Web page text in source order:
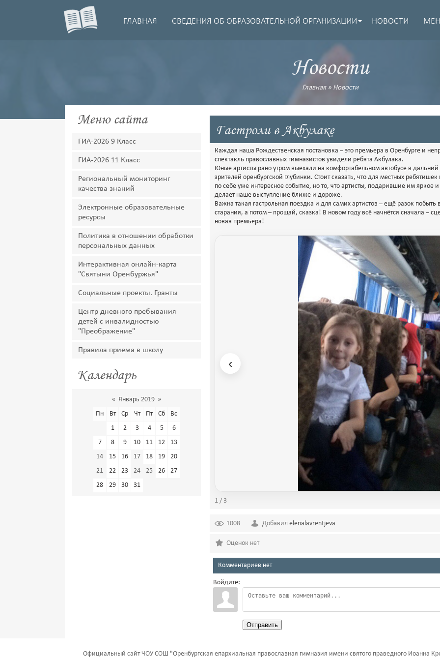
ГЛАВНАЯ СВЕДЕНИЯ ОБ ОБРАЗОВАТЕЛЬНОЙ ОРГАНИЗАЦИИ НОВОСТИ
Новости
Главная» Новости
Меню сайта
ГИА-2026 9 Класс
ГИА-2026 11 Класс
Региональный мониторинг
качества знаний
Электронные образовательные
ресурсы
Политика в отношении обработки
персональных данных
Интерактивная онлайн-карта
"Святыни Оренбуржья"
Социальные проекты. Гранты
Центр дневного пребывания
детей с инвалидностью
"Преображение"
Правила приема в школу
Календарь
« Январь 2019 »
Пн
Вт Ср Чт Пт Сб
Вс
1
2 3 4 5
6
7
8 9 10 11 12
13
14
15 16 17 18 19
20
21
22 23 24 25 26
27
28
29 30 31
Гастроли в Акбулаке
Каждая наша Рождественская постановка – это премьера в Оренбурге и
спектакль православных гимназистов увидели ребята Акбулака.
Юные артисты рано утром выехали на комфортабельном автобусе в дальний
зрителей оренбургской глубинки. Стоит сказать, что для местных
по себе уже интересное событие, но то, что артисты, подарившие им
делает наше выступление ближе и дороже.
Важна такая гастрольная поездка и для самих артистов – ещё разок
старания, а потом – прощай, сказка! В новом году всё начнётся сначала –
новая премьера!
‹
1 / 3
1008 Добавил elenalavrentjeva
Оценок нет
Комментариев нет
Войдите:
Отправить
Официальный сайт ЧОУ СОШ "Оренбургская епархиальная православная гимназия имени святого праведного Иоанна